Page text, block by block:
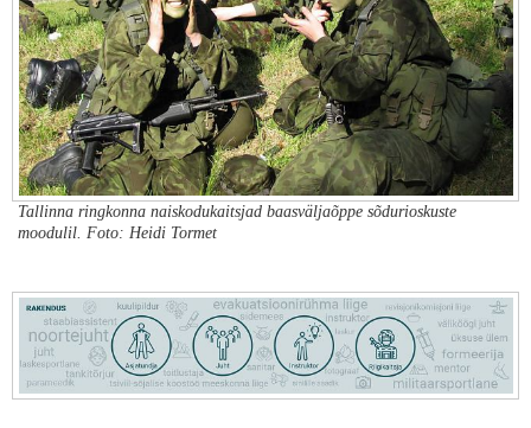
Tallinna ringkonna naiskodukaitsjad baasväljaõppe sõdurioskuste
moodulil. Foto: Heidi Tormet